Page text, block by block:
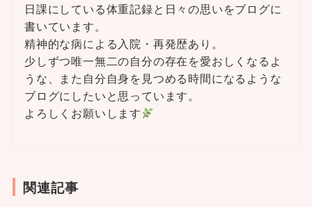
日課にしている体重記録と日々の思いをブログに
書いています。
精神的な病による入院・再発歴あり。
少しずつ唯一無二の自分の存在を愛おしくなるよ
うな、また自分自身を見つめる時間になるような
ブログにしたいと思っています。
よろしくお願いします
関連記事